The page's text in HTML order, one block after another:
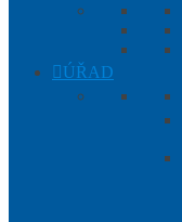
ÚŘAD